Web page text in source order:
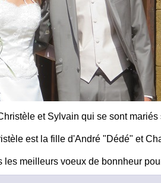
et Sylvain qui se sont mariés
est la fille d'André "Dédé" et
les meilleurs voeux de bonnheur